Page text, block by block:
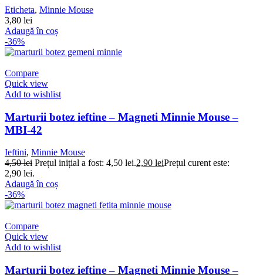
Eticheta, Minnie Mouse
3,80 lei
Adaugă în coș
-36%
Compare
Quick view
Add to wishlist
Marturii botez ieftine – Magneti Minnie Mouse –
MBI-42
Ieftini, Minnie Mouse
4,50lei Prețul inițial a fost: 4,50 lei.2,90 leiPrețul curent este:
2,90 lei.
Adaugă în coș
-36%
Compare
Quick view
Add to wishlist
Marturii botez ieftine – Magneti Minnie Mouse –